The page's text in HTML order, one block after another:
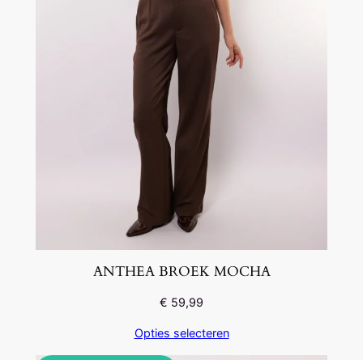
ANTHEA BROEK MOCHA
€ 59,99
Opties selecteren